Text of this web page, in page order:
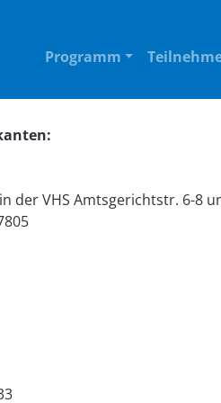
Programm
der VHS Amtsgerichtstr. 6-8